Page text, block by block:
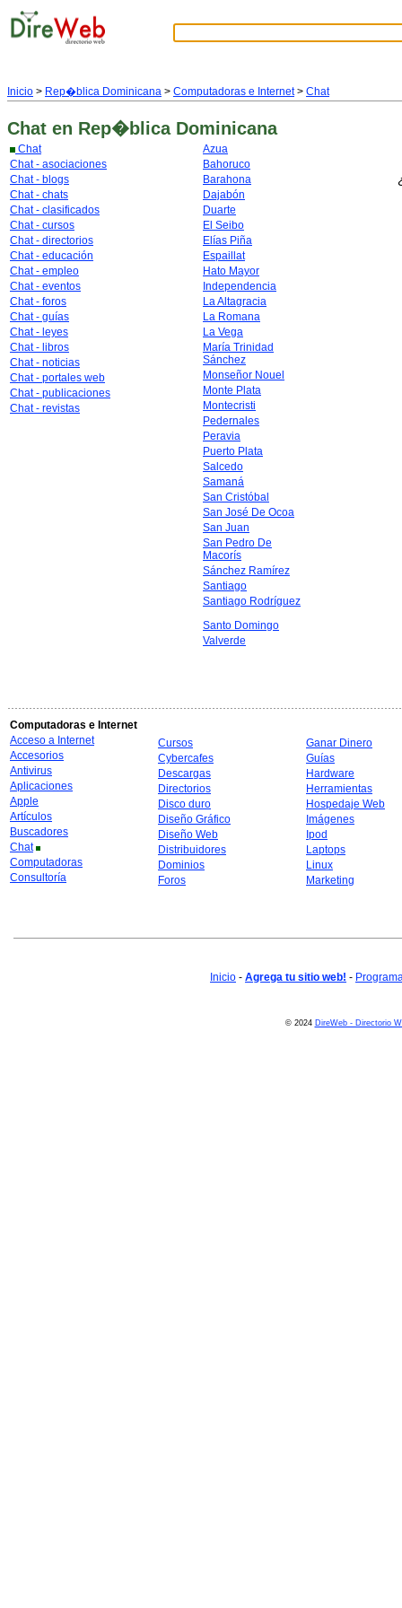
Inicio > Rep�blica Dominicana > Computadoras e Internet> Chat
Chat en Rep�blica Dominicana
Chat
Chat - asociaciones
Chat - blogs
Chat - chats
Chat - clasificados
Chat - cursos
Chat - directorios
Chat - educación
Chat - empleo
Chat - eventos
Chat - foros
Chat - guías
Chat - leyes
Chat - libros
Chat - noticias
Chat - portales web
Chat - publicaciones
Chat - revistas
Azua
Bahoruco
Barahona
Dajabón
Duarte
El Seibo
Elías Piña
Espaillat
Hato Mayor
Independencia
La Altagracia
La Romana
La Vega
María Trinidad
Sánchez
Monseñor Nouel
Monte Plata
Montecristi
Pedernales
Peravia
Puerto Plata
Salcedo
Samaná
San Cristóbal
San José De Ocoa
San Juan
San Pedro De
Macorís
Sánchez Ramírez
Santiago
Santiago Rodríguez
Santo Domingo
Valverde
Computadoras e Internet
Acceso a Internet
Accesorios
Antivirus
Aplicaciones
Apple
Artículos
Buscadores
Chat
Computadoras
Consultoría
Cursos
Cybercafes
Descargas
Directorios
Disco duro
Diseño Gráfico
Diseño Web
Distribuidores
Dominios
Foros
Ganar Dinero
Guías
Hardware
Herramientas
Hospedaje Web
Imágenes
Ipod
Laptops
Linux
Marketing
Inicio - Agrega tu sitio web! -
© 2024 DireWeb - Directorio